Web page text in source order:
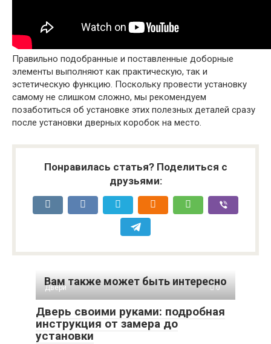
Правильно подобранные и поставленные доборные
элементы выполняют как практическую, так и
эстетическую функцию. Поскольку провести установку
самому не слишком сложно, мы рекомендуем
позаботиться об установке этих полезных деталей сразу
после установки дверных коробок на место.
Понравилась статья? Поделиться с
друзьями:
Вам также может быть интересно
Двери 0
Дверь своими руками: подробная
инструкция от замера до
установки